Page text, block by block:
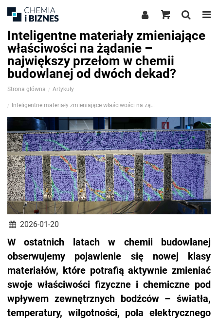
Inteligentne materiały zmieniające
właściwości na żądanie –
największy przełom w chemii
budowlanej od dwóch dekad?
Strona główna Artykuły
Inteligentne materiały zmieniające właściwości na żądanie – największy przełom w chemii budowlanej od dwóch dekad?
2026-01-20
W ostatnich latach w chemii budowlanej
obserwujemy pojawienie się nowej klasy
materiałów, które potrafią aktywnie zmieniać
swoje właściwości fizyczne i chemiczne pod
wpływem zewnętrznych bodźców – światła,
temperatury, wilgotności, pola elektrycznego